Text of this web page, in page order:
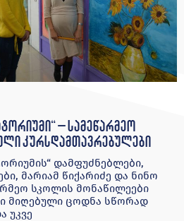
– სამეწარმეო
კურსდამთავრებულები
დამფუძნებლები,
მარიამ წიქარიძე და ნინო
სკოლის მონაწილეები
მიღებული ცოდნა სწორად
უკვე